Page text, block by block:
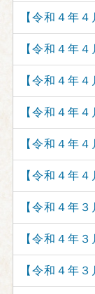
【令和４年
【令和４年
【令和４年
【令和４年
【令和４年
【令和４年
【令和４年
【令和４年
【令和４年